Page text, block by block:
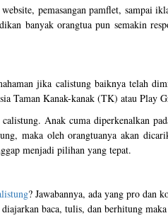
pemasangan pamflet, sampai
banyak orangtua pun semakin
jika calistung baiknya telah
Taman Kanak-kanak (TK) atau Play
Anak cuma diperkenalkan
maka oleh orangtuanya akan
menjadi pilihan yang tepat.
? Jawabannya, ada yang pro dan
baca, tulis, dan berhitung